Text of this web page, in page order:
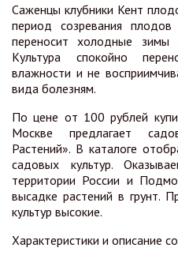
Саженцы клубники Кент
период созревания
переносит холодные
Культура спокойно
влажности и не
вида болезням.
По цене от 100 рублей
Москве предлагает
Растений». В каталоге
садовых культур.
территории России и
высадке растений в грунт.
культур высокие.
Характеристики и описание